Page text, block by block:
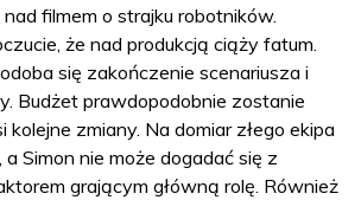
filmem o strajku robotników.
że nad produkcją ciąży fatum.
się zakończenie scenariusza i
Budżet prawdopodobnie zostanie
kolejne zmiany. Na domiar złego ekipa
Simon nie może dogadać się z
grającym główną rolę. Również